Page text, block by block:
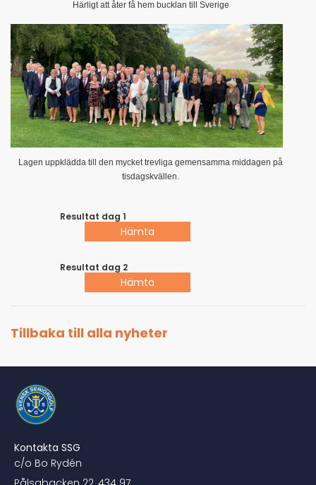
Härligt att åter få hem bucklan till Sverige
Lagen uppklädda till den mycket trevliga gemensamma middagen på
tisdagskvällen.
Resultat dag 1
Hämta
Resultat dag 2
Hämta
Tillbaka till alla nyheter
Kontakta SSG
c/o Bo Rydén